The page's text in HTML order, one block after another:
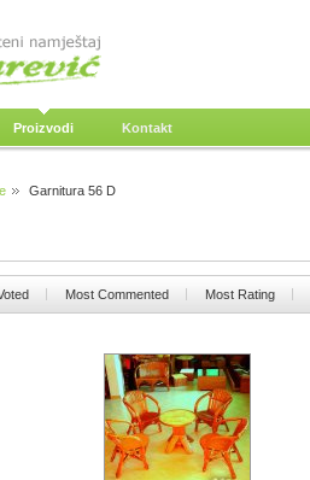
Proizvodi Kontakt
Garnitura 56 D
Most Commented Most Rating